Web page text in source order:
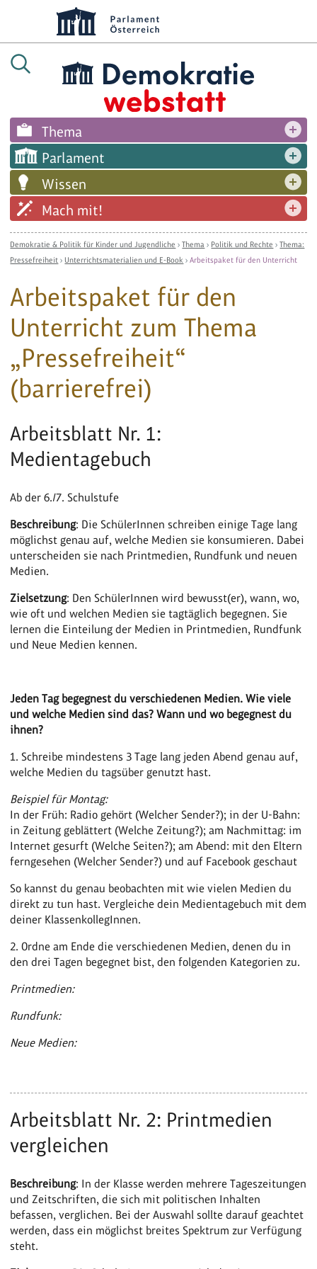
Thema
Parlament
Wissen
Mach mit!
Demokratie & Politik für Kinder und Jugendliche ›Thema › Politik und Rechte ›Thema:
Pressefreiheit › Unterrichtsmaterialien und E-Book ›Arbeitspaket für den Unterricht
Arbeitspaket für den
Unterricht zum Thema
„Pressefreiheit“
(barrierefrei)
Arbeitsblatt Nr. 1:
Medientagebuch
Ab der 6./7. Schulstufe
Beschreibung: Die SchülerInnen schreiben einige Tage lang
möglichst genau auf, welche Medien sie konsumieren. Dabei
unterscheiden sie nach Printmedien, Rundfunk und neuen
Medien.
Zielsetzung: Den SchülerInnen wird bewusst(er), wann, wo,
wie oft und welchen Medien sie tagtäglich begegnen. Sie
lernen die Einteilung der Medien in Printmedien, Rundfunk
und Neue Medien kennen.
Jeden Tag begegnest du verschiedenen Medien. Wie viele
und welche Medien sind das? Wann und wo begegnest du
ihnen?
1. Schreibe mindestens 3 Tage lang jeden Abend genau auf,
welche Medien du tagsüber genutzt hast.
Beispiel für Montag:
In der Früh: Radio gehört (Welcher Sender?); in der U-Bahn:
in Zeitung geblättert (Welche Zeitung?); am Nachmittag: im
Internet gesurft (Welche Seiten?); am Abend: mit den Eltern
ferngesehen (Welcher Sender?) und auf Facebook geschaut
So kannst du genau beobachten mit wie vielen Medien du
direkt zu tun hast. Vergleiche dein Medientagebuch mit dem
deiner KlassenkollegInnen.
2. Ordne am Ende die verschiedenen Medien, denen du in
den drei Tagen begegnet bist, den folgenden Kategorien zu.
Printmedien:
Rundfunk:
Neue Medien:
Arbeitsblatt Nr. 2: Printmedien
vergleichen
Beschreibung: In der Klasse werden mehrere Tageszeitungen
und Zeitschriften, die sich mit politischen Inhalten
befassen, verglichen. Bei der Auswahl sollte darauf geachtet
werden, dass ein möglichst breites Spektrum zur Verfügung
steht.